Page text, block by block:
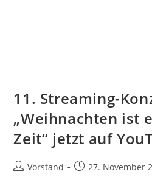
11. Streaming-
„Weihnachten ist
Zeit“ jetzt auf
Vorstand 27. November